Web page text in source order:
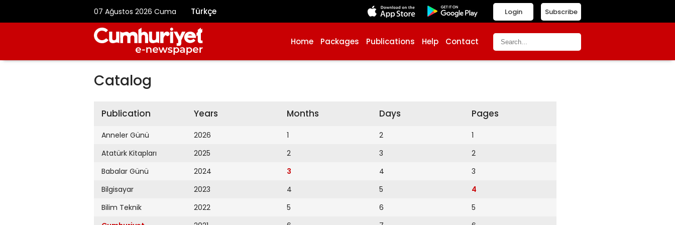
07 Ağustos 2026 Cuma Türkçe Subscribe
Login
Home Packages Publications Help Contact
Catalog
Publication
Anneler Günü
Atatürk Kitapları
Babalar Günü
Bilgisayar
Bilim Teknik
Years
2026
2025
2024
2023
2022
Months
1
2
3
4
5
Days
2
3
4
5
6
Pages
1
2
3
4
5